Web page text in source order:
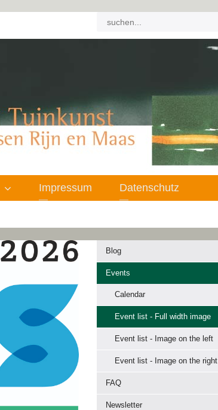
Impressum Datenschutz
Blog
Events
Calendar
Event list - Full width image
Event list - Image on the left
Event list - Image on the right
FAQ
Newsletter